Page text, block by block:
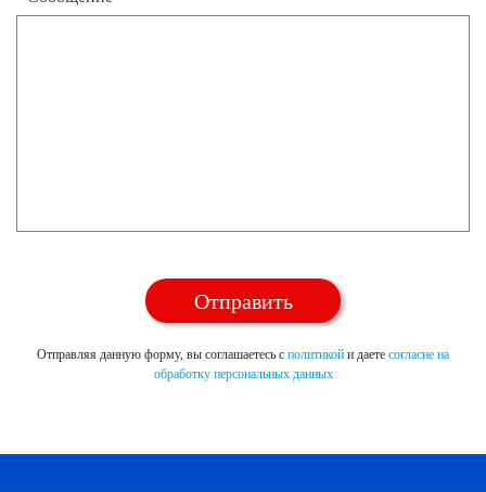
Отправляя данную форму, вы соглашаетесь с политикой и даете согласие на
обработку персональных данных